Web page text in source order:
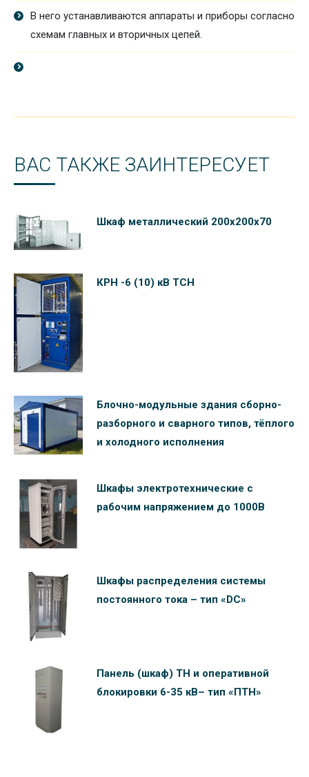
В него устанавливаются аппараты и приборы согласно
схемам главных и вторичных цепей.
ВАС ТАКЖЕ ЗАИНТЕРЕСУЕТ
Шкаф металлический 200х200х70
КРН -6 (10) кВ ТСН
Блочно-модульные здания сборно-
разборного и сварного типов, тёплого
и холодного исполнения
Шкафы электротехнические c
рабочим напряжением до 1000В
Шкафы распределения системы
постоянного тока – тип «DC»
Панель (шкаф) ТН и оперативной
блокировки 6-35 кВ– тип «ПТН»